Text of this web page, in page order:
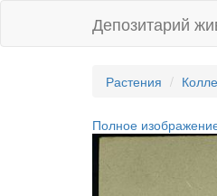
Депозитарий
Растения
Полное